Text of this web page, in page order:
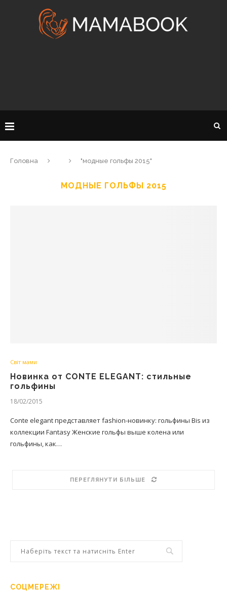
Головна "модные гольфы 2015"
МОДНЫЕ ГОЛЬФЫ 2015
Світ мами
Новинка от CONTE ELEGANT: стильные
гольфины
18/02/2015
Conte elegant представляет fashion-новинку: гольфины Bis из
коллекции Fantasy Женские гольфы выше колена или
гольфины, как…
ПЕРЕГЛЯНУТИ БІЛЬШЕ
СОЦМЕРЕЖІ